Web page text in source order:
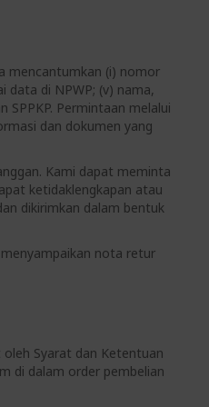
mencantumkan (i) nomor
data di NPWP; (v) nama,
Permintaan melalui
dan dokumen yang
Kami dapat meminta
ketidaklengkapan atau
dikirimkan dalam bentuk
nota retur
Syarat dan Ketentuan
di dalam order pembelian